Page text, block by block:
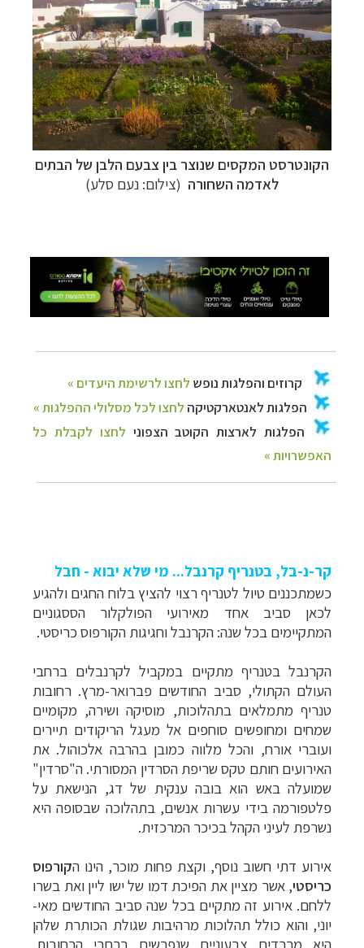
הקונטרסט המקסים שנוצר בין צבעם הלבן של הבתים
לאדמה השחורה (צילום: נעם סלע)
הפלגות לאנטארקטיקהלחצו לכל מסלולי ההפלגות »
הפלגות לארצות הקוטב הצפונילחצו לקבלת כל
האפשרויות »
קר-נ-בל, בטנריף קרנבל... מי שלא יבוא - חבל
כשמתכננים טיול לטנריף רצוי להציץ בלוח החגים ולהגיע
לכאן סביב אחד מאירועי הפולקלור הססגוניים
המתקיימים בכל שנה: הקרנבל וחגיגות הקורפוס כריסטי.
הקרנבל בטנריף מתקיים במקביל לקרנבלים ברחבי
העולם הקתולי, סביב החודשים פברואר-מרץ. רחובות
טנריף מתמלאים בתהלוכות, מוסיקה ושירה, מקומיים
שמחים ומחופשים סוחפים אל מעגל הריקודים תיירים
ועוברי אורח, והכל מלווה כמובן בהרבה אלכוהול. את
האירועים חותם טקס שריפת הסרדין המסורתי. ה"סרדין"
שמועלה באש הוא בובה ענקית של דג, הנישאת על
פלטפורמה בידי עשרות אנשים, בתהלוכה שבסופה היא
נשרפת לעיני הקהל בכיכר המרכזית.
אירוע דתי חשוב נוסף, וקצת פחות מוכר, הינו הקורפוס
כריסטי, אשר מציין את הפיכת דמו של ישו ליין ואת בשרו
ללחם. אירוע זה מתקיים בכל שנה סביב החודשים מאי-
יוני, והוא כולל תהלוכות מרהיבות שגולת הכותרת שלהן
היא מרבדים צבעוניים שנפרשים ברחבי הרחובות,